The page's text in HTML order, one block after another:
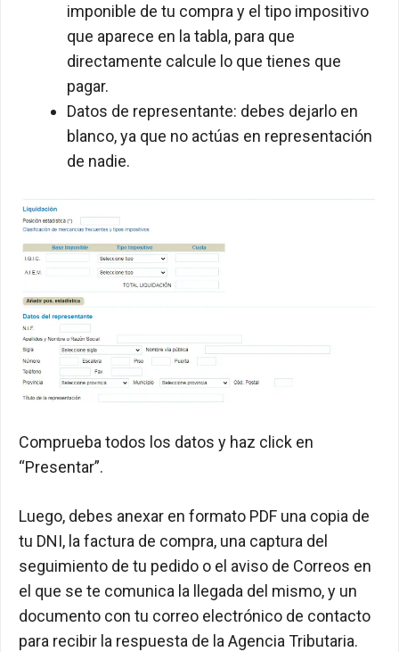
imponible de tu compra y el tipo impositivo
que aparece en la tabla, para que
directamente calcule lo que tienes que
pagar.
Datos de representante: debes dejarlo en
blanco, ya que no actúas en representación
de nadie.
Comprueba todos los datos y haz click en
“Presentar”.
Luego, debes anexar en formato PDF una copia de
tu DNI, la factura de compra, una captura del
seguimiento de tu pedido o el aviso de Correos en
el que se te comunica la llegada del mismo, y un
documento con tu correo electrónico de contacto
para recibir la respuesta de la Agencia Tributaria.